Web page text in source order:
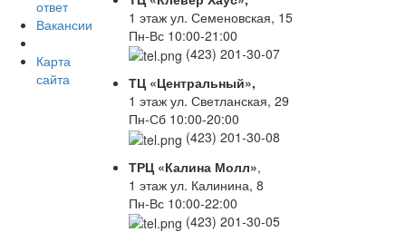
ответ
Вакансии
Карта
сайта
1 этаж ул. Семеновская, 15
Пн-Вс 10:00-21:00
(423) 201-30-07
ТЦ «Центральный»,
1 этаж ул. Светланская, 29
Пн-Сб 10:00-20:00
(423) 201-30-08
ТРЦ «Калина Молл»,
1 этаж ул. Калинина, 8
Пн-Вс 10:00-22:00
(423) 201-30-05